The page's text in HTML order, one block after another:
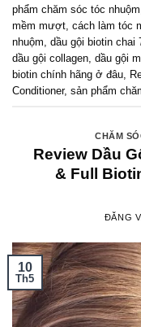
phẩm chăm sóc tóc nhuộm
mềm mượt, cách làm tóc
nhuộm, dầu gội biotin chai
dầu gội collagen, dầu gội
biotin chính hãng ở đâu,
Conditioner, sản phẩm
CHĂM
Review Dầu
& Full
ĐĂNG
10
Th5